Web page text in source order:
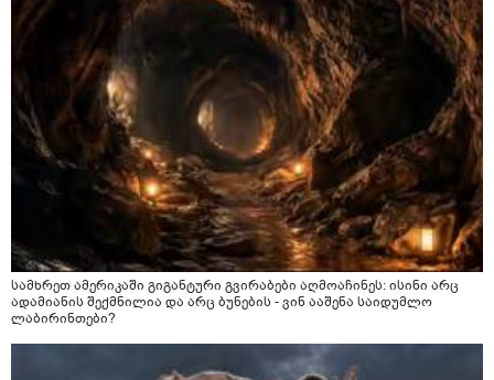
სამხრეთ ამერიკაში გიგანტური გვირაბები აღმოაჩინეს: ისინი არც
ადამიანის შექმნილია და არც ბუნების - ვინ ააშენა საიდუმლო
ლაბირინთები?